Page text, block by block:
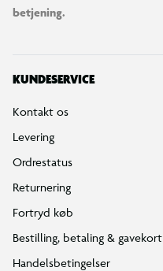
betjening.
KUNDESERVICE
Kontakt os
Levering
Ordrestatus
Returnering
Fortryd køb
Bestilling, betaling & gavekort
Handelsbetingelser